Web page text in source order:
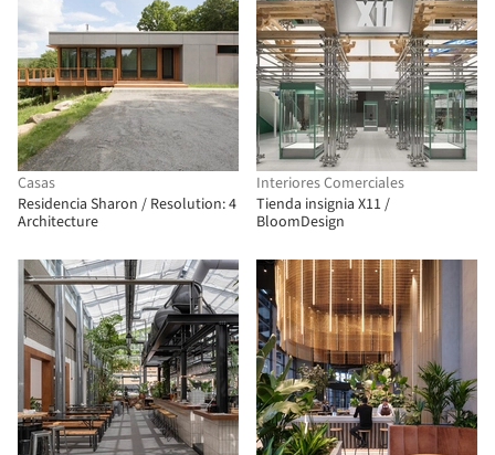
Casas
Residencia Sharon / Resolution: 4
Architecture
Interiores Comerciales
Tienda insignia X11 /
BloomDesign